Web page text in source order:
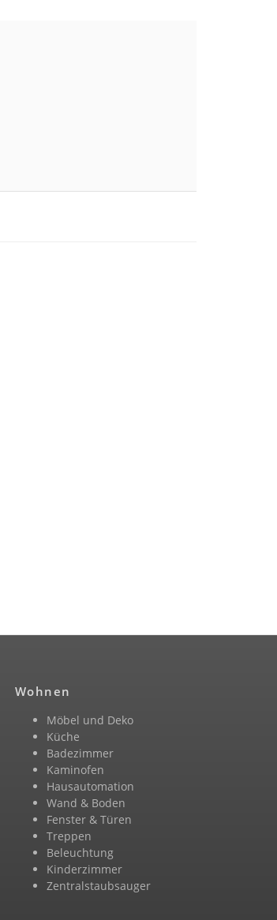
Wohnen
Möbel und Deko
Küche
Badezimmer
Kaminofen
Hausautomation
Wand & Boden
Fenster & Türen
Treppen
Beleuchtung
Kinderzimmer
Zentralstaubsauger